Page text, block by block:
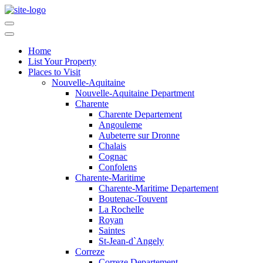
Home
List Your Property
Places to Visit
Nouvelle-Aquitaine
Nouvelle-Aquitaine Department
Charente
Charente Departement
Angouleme
Aubeterre sur Dronne
Chalais
Cognac
Confolens
Charente-Maritime
Charente-Maritime Departement
Boutenac-Touvent
La Rochelle
Royan
Saintes
St-Jean-d`Angely
Correze